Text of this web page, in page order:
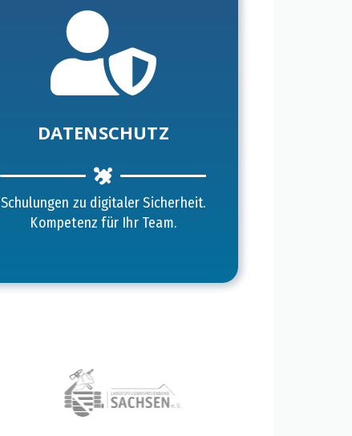
DATENSCHUTZ
Schulungen zu digitaler Sicherheit.
Kompetenz für Ihr Team.